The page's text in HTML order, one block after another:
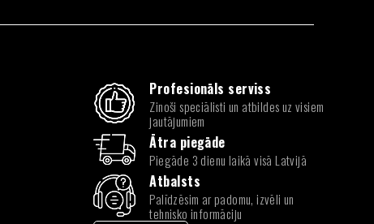
Profesionāls serviss
Zinoši speciālisti un atbildes uz visiem
jautājumiem
Ātra piegāde
Piegāde 3 dienu laikā visā Latvijā
Atbalsts
Palīdzēsim ar padomu, izvēli un
tehnisko informāciju